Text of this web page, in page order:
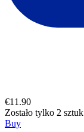
€11.90
Zostało tylko 2 sztuk
Buy